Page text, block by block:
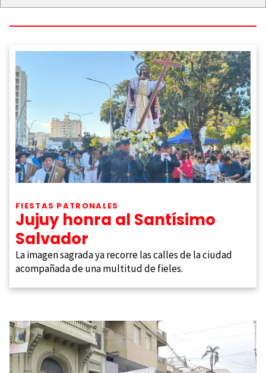
FIESTAS PATRONALES
Jujuy honra al Santísimo
Salvador
La imagen sagrada ya recorre las calles de la ciudad
acompañada de una multitud de fieles.